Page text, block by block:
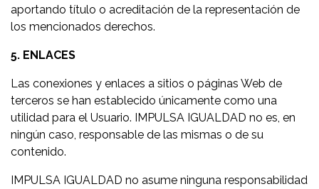
aportando título o acreditación de la representación de
los mencionados derechos.
5. ENLACES
Las conexiones y enlaces a sitios o páginas Web de
terceros se han establecido únicamente como una
utilidad para el Usuario. IMPULSA IGUALDAD no es, en
ningún caso, responsable de las mismas o de su
contenido.
IMPULSA IGUALDAD no asume ninguna responsabilidad